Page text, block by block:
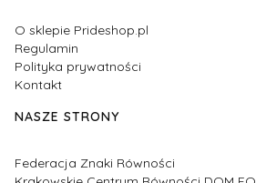
O sklepie Prideshop.pl
Regulamin
Polityka prywatności
Kontakt
NASZE STRONY
Federacja Znaki Równości